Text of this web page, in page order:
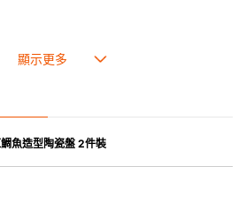
也可放入焗爐，耐熱程度高達260℃。
乎不黏，食物容易脫落，清洗方便。
魚造型陶瓷盤 2件裝